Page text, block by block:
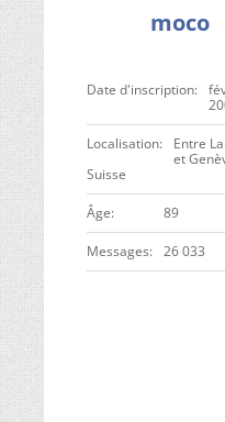
moco
Date d'inscription
Localisation
Entre
et
Suisse
ge 89
Messages 26 033